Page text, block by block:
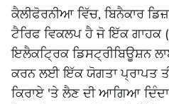
ਕੈਲੀਫੋਰਨੀਆ ਵਿੱਚ, ਬਿਨੈਕਾਰ
ਟੈਰਿਫ ਵਿਕਲਪ ਹੈ ਜੋ ਇੱਕ ਗਾਹਕ
ਇਲੈਕਟ੍ਰਿਕ ਡਿਸਟ੍ਰੀਬਿਊਸ਼ਨ
ਕਰਨ ਲਈ ਇੱਕ ਯੋਗਤਾ ਪ੍ਰਾਪਤ
ਕਿਰਾਏ 'ਤੇ ਲੈਣ ਦੀ ਆਗਿਆ